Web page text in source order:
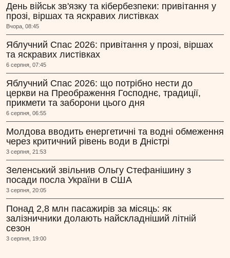
День військ зв'язку та кібербезпеки: привітання у
прозі, віршах та яскравих листівках
Вчора, 08:45
Яблучний Спас 2026: привітання у прозі, віршах
та яскравих листівках
6 серпня, 07:45
Яблучний Спас 2026: що потрібно нести до
церкви на Преображення Господнє, традиції,
прикмети та заборони цього дня
6 серпня, 06:55
Молдова вводить енергетичні та водні обмеження
через критичний рівень води в Дністрі
3 серпня, 21:53
Зеленський звільнив Ольгу Стефанішину з
посади посла України в США
3 серпня, 20:05
Понад 2,8 млн пасажирів за місяць: як
залізничники долають найскладніший літній
сезон
3 серпня, 19:00